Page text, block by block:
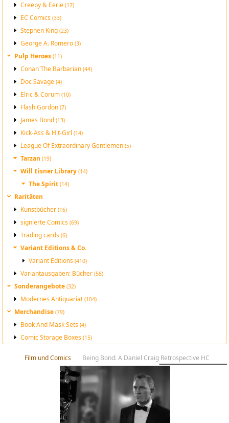
Creepy & Eerie(17)
EC Comics(33)
Stephen King(23)
George A. Romero(3)
Pulp Heroes(11)
Conan The Barbarian(44)
Doc Savage(4)
Elric & Corum(10)
Flash Gordon(7)
James Bond(13)
Kick-Ass & Hit-Girl(14)
League Of Extraordinary Gentlemen(5)
Tarzan(19)
Will Eisner Library(14)
The Spirit(14)
Raritäten
Kunstbücher(16)
signierte Comics(69)
Trading cards(6)
Variant Editions & Co.
Variant Editions(410)
Variantausgaben: Bücher(58)
Sonderangebote(32)
Modernes Antiquariat(104)
Merchandise(79)
Book And Mask Sets(4)
Comic Storage Boxes(15)
Film und Comics Being Bond: A Daniel Craig Retrospective HC